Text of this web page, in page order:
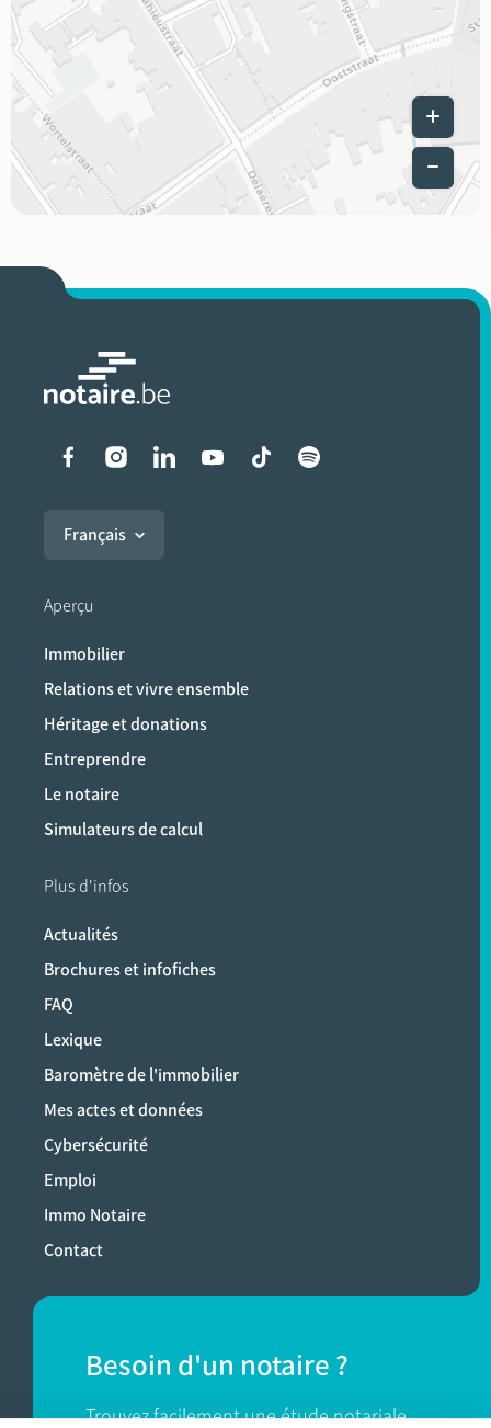
Leaflet
Liens vers les réseaux
Français
Aperçu
Immobilier
Relations et vivre ensemble
Héritage et donations
Entreprendre
Le notaire
Simulateurs de calcul
Plus d'infos
Actualités
Brochures et infofiches
FAQ
Lexique
Baromètre de l'immobilier
Mes actes et données
Cybersécurité
Emploi
Immo Notaire
Contact
Besoin d'un notaire ?
Trouvez facilement une étude notariale